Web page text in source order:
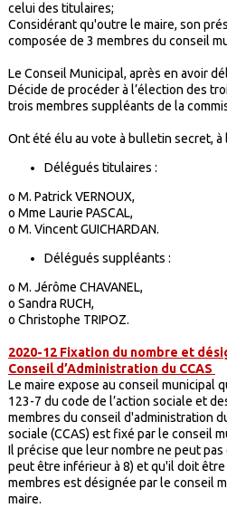
celui des titulaires;
Considérant qu'outre le maire, son
composée de 3 membres du conseil
Le Conseil Municipal, après en avoir
Décide de procéder à l’élection des
trois membres suppléants de la
Ont été élu au vote à bulletin secret, à
Délégués titulaires :
o M. Patrick VERNOUX,
o Mme Laurie PASCAL,
o M. Vincent GUICHARDAN.
Délégués suppléants :
o M. Jérôme CHAVANEL,
o Sandra RUCH,
o Christophe TRIPOZ.
2020-12 Fixation du nombre et
Conseil d’Administration du CCAS
Le maire expose au conseil municipal
123-7 du code de l’action sociale et
membres du conseil d'administration
sociale (CCAS) est fixé par le conseil
Il précise que leur nombre ne peut pas
peut être inférieur à 8) et qu'il doit
membres est désignée par le conseil
maire.